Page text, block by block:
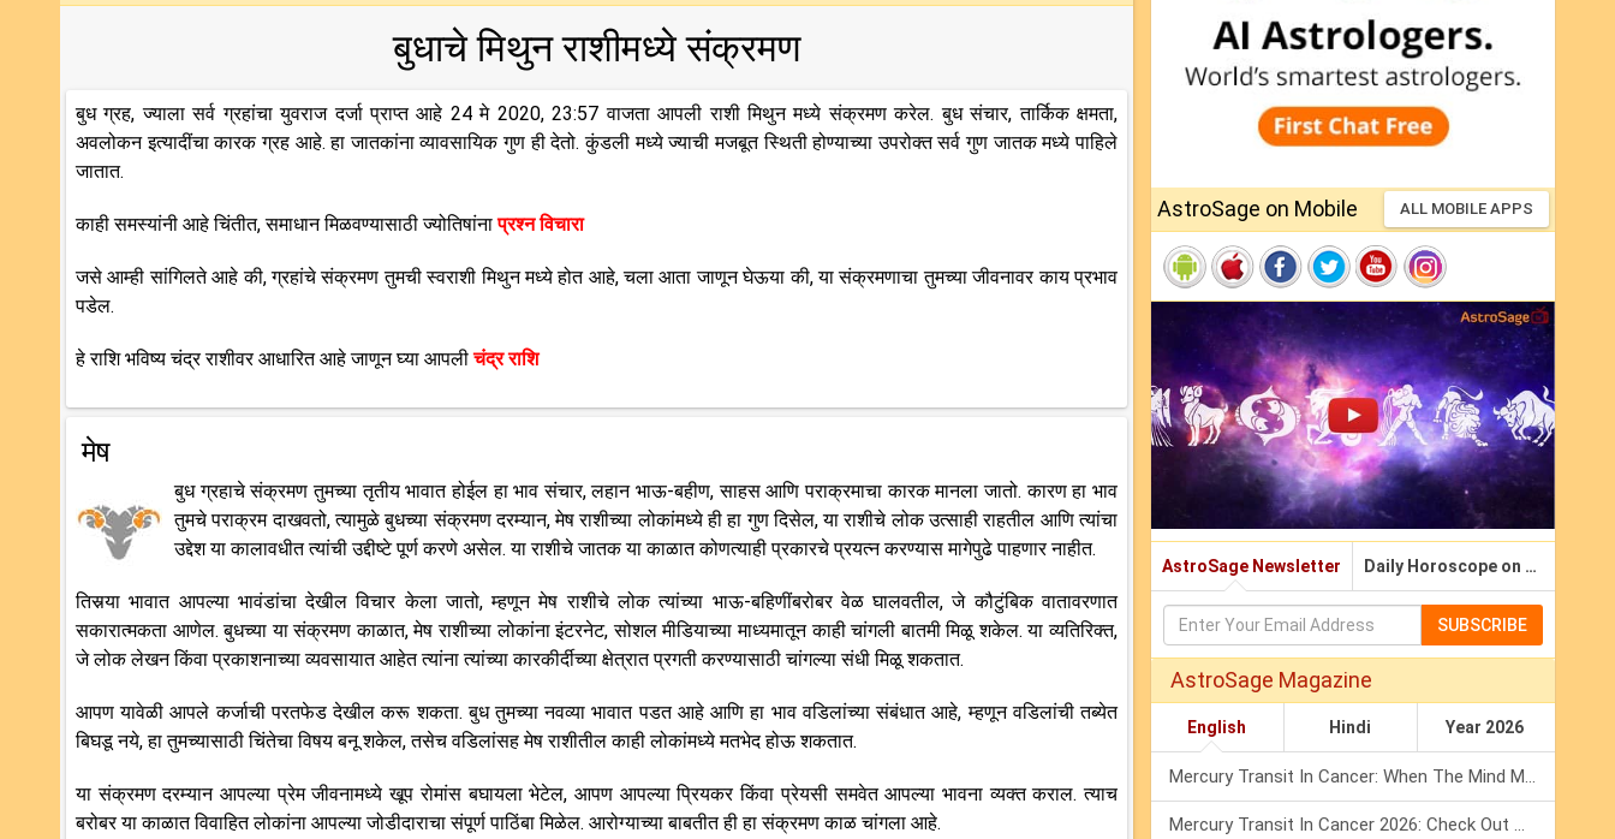
बुधाचे मिथुन राशीमध्ये संक्रमण
बुध ग्रह, ज्याला सर्व ग्रहांचा युवराज दर्जा प्राप्त आहे 24 मे 2020, 23:57 वाजता आपली राशी मिथुन मध्ये संक्रमण करेल. बुध संचार, तार्किक क्षमता,
अवलोकन इत्यादींचा कारक ग्रह आहे. हा जातकांना व्यावसायिक गुण ही देतो. कुंडली मध्ये ज्याची मजबूत स्थिती होण्याच्या उपरोक्त सर्व गुण जातक मध्ये पाहिले
जातात.
काही समस्यांनी आहे चिंतीत, समाधान मिळवण्यासाठी ज्योतिषांनाप्रश्न विचारा
जसे आम्ही सांगिलते आहे की, ग्रहांचे संक्रमण तुमची स्वराशी मिथुन मध्ये होत आहे, चला आता जाणून घेऊया की, या संक्रमणाचा तुमच्या जीवनावर काय प्रभाव
पडेल.
हे राशि भविष्य चंद्र राशीवर आधारित आहे जाणून घ्या आपलीचंद्र राशि
मेष
बुध ग्रहाचे संक्रमण तुमच्या तृतीय भावात होईल हा भाव संचार, लहान भाऊ-बहीण, साहस आणि पराक्रमाचा कारक मानला जातो. कारण हा भाव
तुमचे पराक्रम दाखवतो, त्यामुळे बुधच्या संक्रमण दरम्यान, मेष राशीच्या लोकांमध्ये ही हा गुण दिसेल, या राशीचे लोक उत्साही राहतील आणि त्यांचा
उद्देश या कालावधीत त्यांची उद्दीष्टे पूर्ण करणे असेल. या राशीचे जातक या काळात कोणत्याही प्रकारचे प्रयत्न करण्यास मागेपुढे पाहणार नाहीत.
तिसर्‍या भावात आपल्या भावंडांचा देखील विचार केला जातो, म्हणून मेष राशीचे लोक त्यांच्या भाऊ-बहिणींबरोबर वेळ घालवतील, जे कौटुंबिक वातावरणात
सकारात्मकता आणेल. बुधच्या या संक्रमण काळात, मेष राशीच्या लोकांना इंटरनेट, सोशल मीडियाच्या माध्यमातून काही चांगली बातमी मिळू शकेल. या व्यतिरिक्त,
जे लोक लेखन किंवा प्रकाशनाच्या व्यवसायात आहेत त्यांना त्यांच्या कारकीर्दीच्या क्षेत्रात प्रगती करण्यासाठी चांगल्या संधी मिळू शकतात.
आपण यावेळी आपले कर्जाची परतफेड देखील करू शकता. बुध तुमच्या नवव्या भावात पडत आहे आणि हा भाव वडिलांच्या संबंधात आहे, म्हणून वडिलांची तब्येत
बिघडू नये, हा तुमच्यासाठी चिंतेचा विषय बनू शकेल, तसेच वडिलांसह मेष राशीतील काही लोकांमध्ये मतभेद होऊ शकतात.
या संक्रमण दरम्यान आपल्या प्रेम जीवनामध्ये खूप रोमांस बघायला भेटेल, आपण आपल्या प्रियकर किंवा प्रेयसी समवेत आपल्या भावना व्यक्त कराल. त्याच
बरोबर या काळात विवाहित लोकांना आपल्या जोडीदाराचा संपूर्ण पाठिंबा मिळेल. आरोग्याच्या बाबतीत ही हा संक्रमण काळ चांगला आहे.
AstroSage on Mobile ALL MOBILE APPS
AstroSage Newsletter Daily Horoscope on Email
SUBSCRIBE
AstroSage Magazine
English Hindi Year 2026
Mercury Transit In Cancer: When The Mind Meets The Heart!
Mercury Transit In Cancer 2026: Check Out What It Brings For You